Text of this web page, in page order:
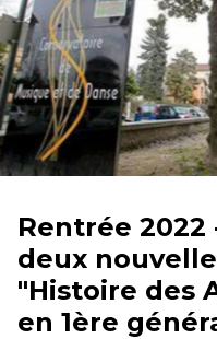
Rentrée
deux
"Histoire des
en 1ère